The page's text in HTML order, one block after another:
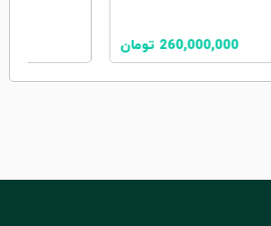
260,000,000 تومان